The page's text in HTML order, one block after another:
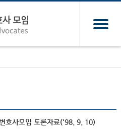
호사모임 토론자료('98. 9. 10)